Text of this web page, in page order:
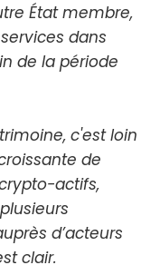
État membre,
dans
de la période
c'est loin
de
actifs,
d’acteurs
clair.